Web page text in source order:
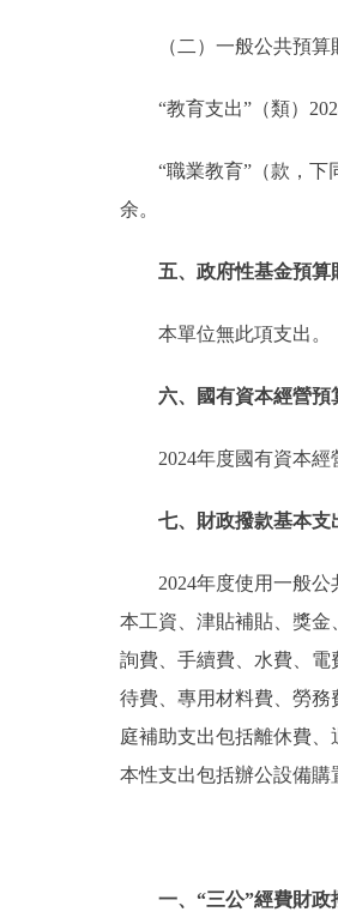
（二）一般公共預
“教育支出”（類）
“職業教育”（款，下
余。
五、政府性基金預
本單位無此項支出。
六、國有資本經營
2024年度國有資本
七、財政撥款基本支
2024年度使用一般
本工資、津貼補貼、獎
詢費、手續費、水費、
待費、專用材料費、勞
庭補助支出包括離休費
本性支出包括辦公設備購
一、“三公”經費財政